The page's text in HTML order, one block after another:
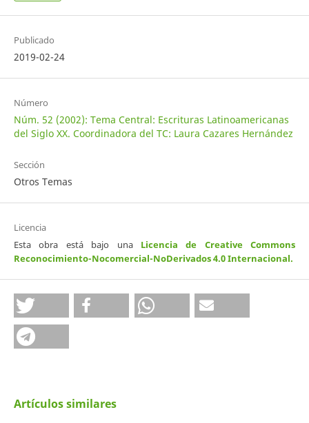
Publicado
2019-02-24
Número
Núm. 52 (2002): Tema Central: Escrituras Latinoamericanas
del Siglo XX. Coordinadora del TC: Laura Cazares Hernández
Sección
Otros Temas
Licencia
Esta obra está bajo una Licencia de Creative Commons
Reconocimiento-Nocomercial-NoDerivados 4.0 Internacional.
Artículos similares